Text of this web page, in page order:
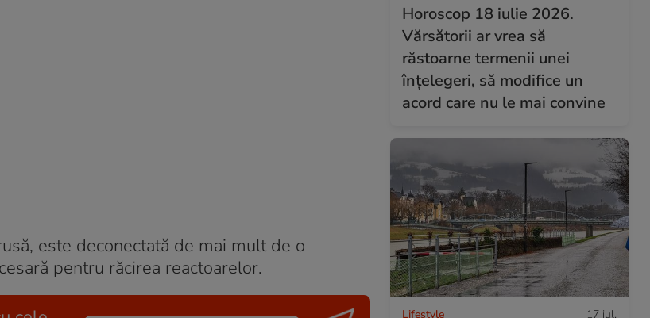
este deconectată de mai mult de o
pentru răcirea reactoarelor.
Horoscop 18 iulie 2026.
Vărsătorii ar vrea să
răstoarne termenii unei
înțelegeri, să modifice un
acord care nu le mai convine
Lifestyle 17 iul.